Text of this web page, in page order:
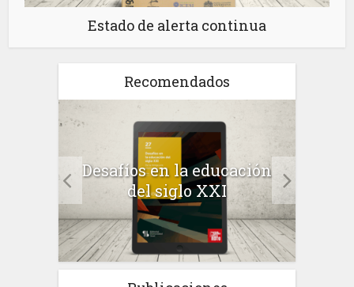
Estado de alerta continua
Recomendados
Desafíos en la educación
del siglo XXI